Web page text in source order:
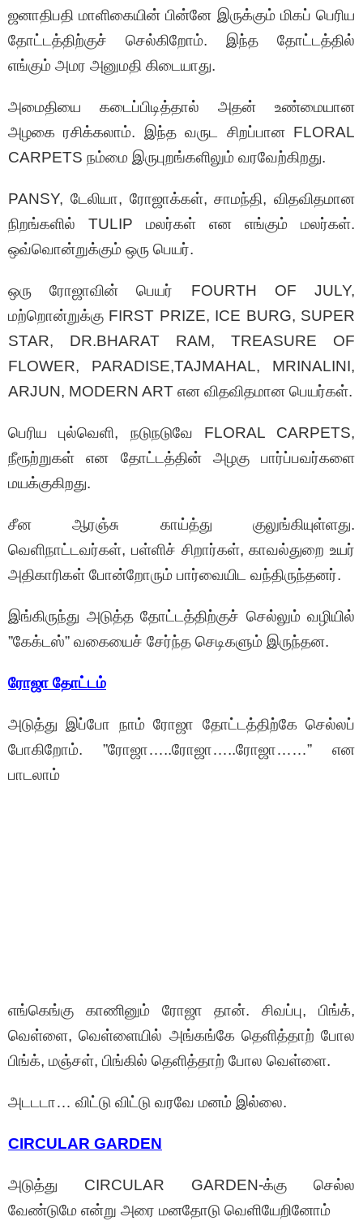
ஜனாதிபதி மாளிகையின் பின்னே இருக்கும் மிகப் பெரிய
தோட்டத்திற்குச் செல்கிறோம். இந்த தோட்டத்தில்
எங்கும் அமர அனுமதி கிடையாது.
அமைதியை கடைப்பிடித்தால் அதன் உண்மையான
அழகை ரசிக்கலாம். இந்த வருட சிறப்பான FLORAL
CARPETS நம்மை இருபுறங்களிலும் வரவேற்கிறது.
PANSY, டேலியா, ரோஜாக்கள், சாமந்தி, விதவிதமான
நிறங்களில் TULIP மலர்கள் என எங்கும் மலர்கள்.
ஒவ்வொன்றுக்கும் ஒரு பெயர்.
ஒரு ரோஜாவின் பெயர் FOURTH OF JULY,
மற்றொன்றுக்கு FIRST PRIZE, ICE BURG, SUPER
STAR, DR.BHARAT RAM, TREASURE OF
FLOWER, PARADISE,TAJMAHAL, MRINALINI,
ARJUN, MODERN ART என விதவிதமான பெயர்கள்.
பெரிய புல்வெளி, நடுநடுவே FLORAL CARPETS,
நீரூற்றுகள் என தோட்டத்தின் அழகு பார்ப்பவர்களை
மயக்குகிறது.
சீன ஆரஞ்சு காய்த்து குலுங்கியுள்ளது.
வெளிநாட்டவர்கள், பள்ளிச் சிறார்கள், காவல்துறை உயர்
அதிகாரிகள் போன்றோரும் பார்வையிட வந்திருந்தனர்.
இங்கிருந்து அடுத்த தோட்டத்திற்குச் செல்லும் வழியில்
”கேக்டஸ்” வகையைச் சேர்ந்த செடிகளும் இருந்தன.
ரோஜா தோட்டம்
அடுத்து இப்போ நாம் ரோஜா தோட்டத்திற்கே செல்லப்
போகிறோம். ”ரோஜா…..ரோஜா…..ரோஜா……” என
பாடலாம்
எங்கெங்கு காணினும் ரோஜா தான். சிவப்பு, பிங்க்,
வெள்ளை, வெள்ளையில் அங்கங்கே தெளித்தாற் போல
பிங்க், மஞ்சள், பிங்கில் தெளித்தாற் போல வெள்ளை.
அடடடா… விட்டு விட்டு வரவே மனம் இல்லை.
CIRCULAR GARDEN
அடுத்து CIRCULAR GARDEN-க்கு செல்ல
வேண்டுமே என்று அரை மனதோடு வெளியேறினோம்